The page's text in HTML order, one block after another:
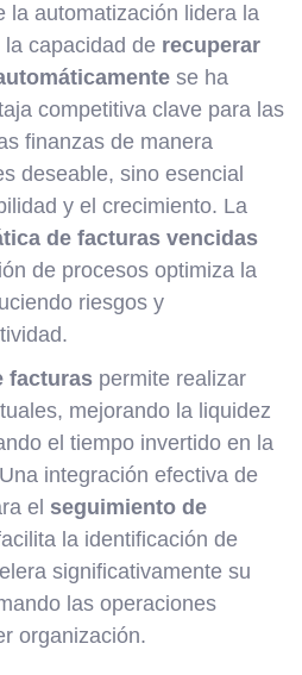
la automatización lidera la
capacidad de recuperar
se ha
competitiva clave para las
finanzas de manera
deseable, sino esencial
y el crecimiento. La
de facturas vencidas
de procesos optimiza la
riesgos y
facturas permite realizar
mejorando la liquidez
el tiempo invertido en la
integración efectiva de
el seguimiento de
la identificación de
significativamente su
las operaciones
organización.